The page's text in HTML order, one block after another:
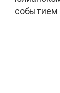
событием